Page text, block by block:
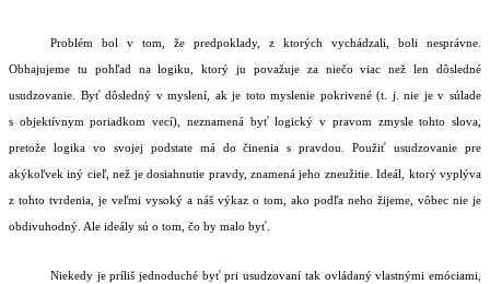
Problém bol v tom, že predpoklady, z ktorých vychádzali, boli nesprávne.
Obhajujeme tu pohľad na logiku, ktorý ju považuje za niečo viac než len dôsledné
usudzovanie. Byť dôsledný v myslení, ak je toto myslenie pokrivené (t. j. nie je v súlade
s objektívnym poriadkom vecí), neznamená byť logický v pravom zmysle tohto slova,
pretože logika vo svojej podstate má do činenia s pravdou. Použiť usudzovanie pre
akýkoľvek iný cieľ, než je dosiahnutie pravdy, znamená jeho zneužitie. Ideál, ktorý vyplýva
z tohto tvrdenia, je veľmi vysoký a náš výkaz o tom, ako podľa neho žijeme, vôbec nie je
obdivuhodný. Ale ideály sú o tom, čo by malo byť.
Niekedy je príliš jednoduché byť pri usudzovaní tak ovládaný vlastnými emóciami,